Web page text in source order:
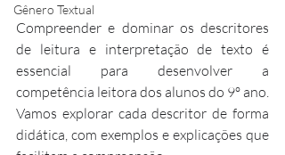
Gênero Textual
Compreender e dominar os descritores
de leitura e interpretação de texto é
essencial para desenvolver a
competência leitora dos alunos do 9º ano.
Vamos explorar cada descritor de forma
didática, com exemplos e explicações que